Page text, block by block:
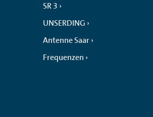
SR 3
UNSERDING
Antenne Saar
Frequenzen